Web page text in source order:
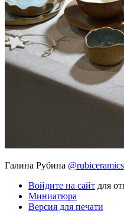
Галина Рубина @rubiceramics
Войдите на сайт для
Миниатюра
Версия для печати